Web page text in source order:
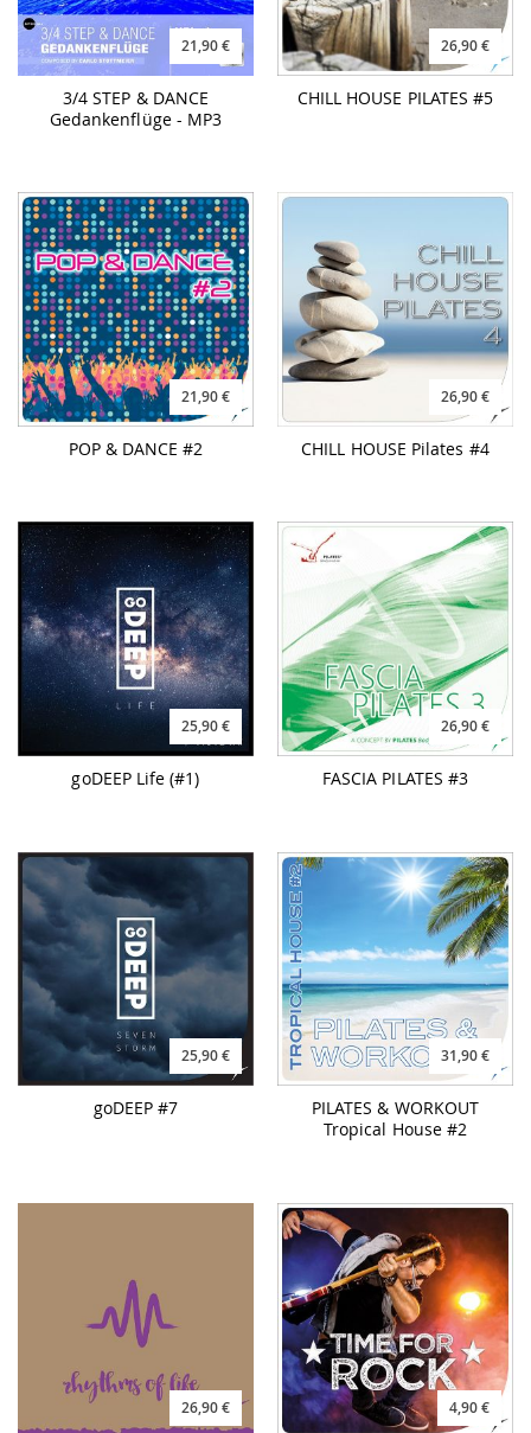
21,90 €
3/4 STEP & DANCE
Gedankenflüge - MP3
26,90 €
CHILL HOUSE PILATES #5
21,90 €
POP & DANCE #2
26,90 €
CHILL HOUSE Pilates #4
25,90 €
goDEEP Life (#1)
26,90 €
FASCIA PILATES #3
25,90 €
goDEEP #7
31,90 €
PILATES & WORKOUT
Tropical House #2
26,90 € 4,90 €